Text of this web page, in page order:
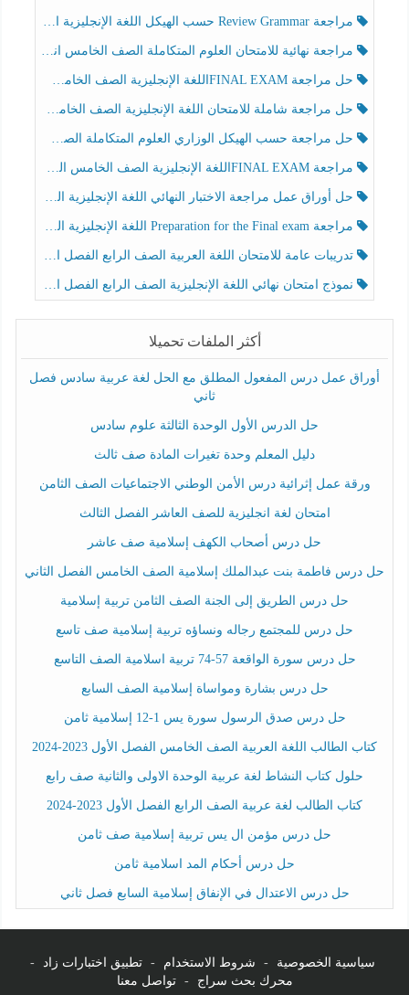
مراجعة Review Grammar حسب الهيكل اللغة الإنجليزية الصف الخامس الفصل الثالث
مراجعة نهائية للامتحان العلوم المتكاملة الصف الخامس انسبير الفصل الثالث
حل مراجعة FINAL EXAMاللغة الإنجليزية الصف الخامس الفصل الثالث
حل مراجعة شاملة للامتحان اللغة الإنجليزية الصف الخامس الفصل الثالث
حل مراجعة حسب الهيكل الوزاري العلوم المتكاملة الصف الخامس عام الفصل الثالث
مراجعة FINAL EXAMاللغة الإنجليزية الصف الخامس الفصل الثالث
حل أوراق عمل مراجعة الاختبار النهائي اللغة الإنجليزية الصف الرابع الفصل الثالث
مراجعة Preparation for the Final exam اللغة الإنجليزية الصف الرابع الفصل الثالث
تدريبات عامة للامتحان اللغة العربية الصف الرابع الفصل الثالث
نموذج امتحان نهائي اللغة الإنجليزية الصف الرابع الفصل الثالث
أكثر الملفات تحميلا
أوراق عمل درس المفعول المطلق مع الحل لغة عربية سادس فصل
ثاني
حل الدرس الأول الوحدة الثالثة علوم سادس
دليل المعلم وحدة تغيرات المادة صف ثالث
ورقة عمل إثرائية درس الأمن الوطني الاجتماعيات الصف الثامن
امتحان لغة انجليزية للصف العاشر الفصل الثالث
حل درس أصحاب الكهف إسلامية صف عاشر
حل درس فاطمة بنت عبدالملك إسلامية الصف الخامس الفصل الثاني
حل درس الطريق إلى الجنة الصف الثامن تربية إسلامية
حل درس للمجتمع رجاله ونساؤه تربية إسلامية صف تاسع
حل درس سورة الواقعة 57-74 تربية اسلامية الصف التاسع
حل درس بشارة ومواساة إسلامية الصف السابع
حل درس صدق الرسول سورة يس 1-12 إسلامية ثامن
كتاب الطالب اللغة العربية الصف الخامس الفصل الأول 2023-2024
حلول كتاب النشاط لغة عربية الوحدة الاولى والثانية صف رابع
كتاب الطالب لغة عربية الصف الرابع الفصل الأول 2023-2024
حل درس مؤمن ال يس تربية إسلامية صف ثامن
حل درس أحكام المد اسلامية ثامن
حل درس الاعتدال في الإنفاق إسلامية السابع فصل ثاني
سياسية الخصوصية - شروط الاستخدام - تطبيق اختبارات زاد
-
محرك بحث سراج
- تواصل معنا